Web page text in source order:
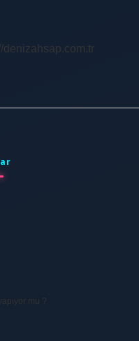
denizahsap.com.tr
mu ?